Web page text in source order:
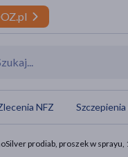
NFZ
prodiab, proszek w sprayu,